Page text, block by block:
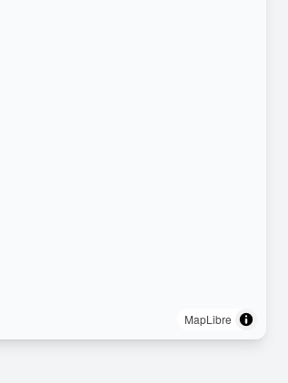
MapLibre